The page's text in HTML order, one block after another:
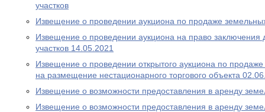
участков
Извещение о проведении аукциона по продаже
Извещение о проведении аукциона на право заключения
участков 14.05.2021
Извещение о проведении открытого аукциона по
на размещение нестационарного торгового объекта
Извещение о возможности предоставления в аренду
Извещение о возможности предоставления в аренду